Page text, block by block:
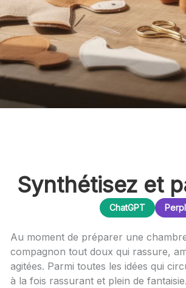
Synthétisez et
ChatGPT
Au moment de préparer une
compagnon tout doux qui rassure,
agitées. Parmi toutes les idées qui
à la fois rassurant et plein de fantaisie.